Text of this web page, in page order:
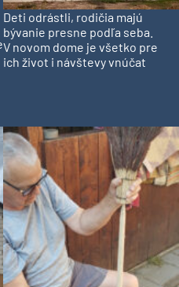
Deti odrástli, rodičia majú
bývanie presne podľa seba.
V novom dome je všetko pre
ich život i návštevy vnúčat